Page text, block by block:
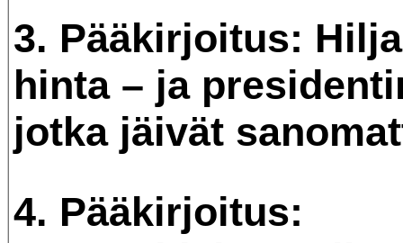
3. Pääkirjoitus:
hinta – ja
jotka jäivät
4. Pääkirjoitus: